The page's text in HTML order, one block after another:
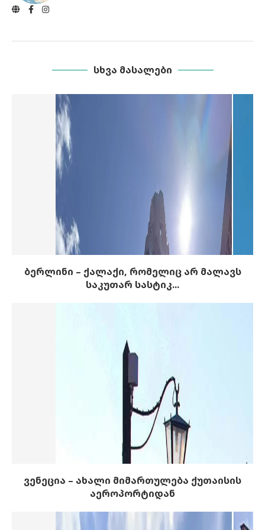
ᲡᲮᲕᲐ ᲛᲐᲡᲐᲚᲔᲑᲘ
ბერლინი – ქალაქი, რომელიც არ მალავს
საკუთარ სასტიკ...
ვენეცია – ახალი მიმართულება ქუთაისის
აეროპორტიდან